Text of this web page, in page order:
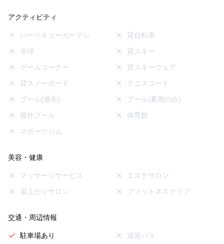
アクティビティ
バーベキューガーデン
貸自転車
卓球
貸スキー
ゲームコーナー
貸スキーウェア
貸スノーボード
テニスコート
プール(通年)
プール(夏期のみ)
屋外プール
体育館
スポーツジム
美容・健康
マッサージサービス
エステサロン
湯上がりサロン
フィットネスクラブ
交通・周辺情報
駐車場あり 送迎バス